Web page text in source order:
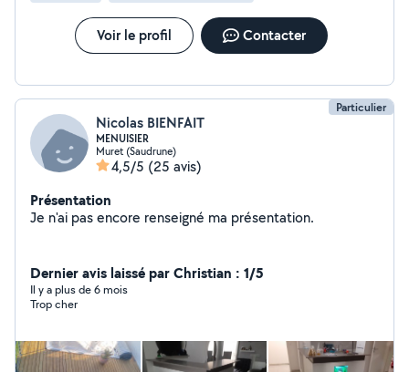
Voir le profil Contacter
Particulier
Nicolas BIENFAIT
MENUISIER
Muret (Saudrune)
4,5/5 (25 avis)
Présentation
Je n'ai pas encore renseigné ma présentation.
Dernier avis laissé par Christian : 1/5
Il y a plus de 6 mois
Trop cher